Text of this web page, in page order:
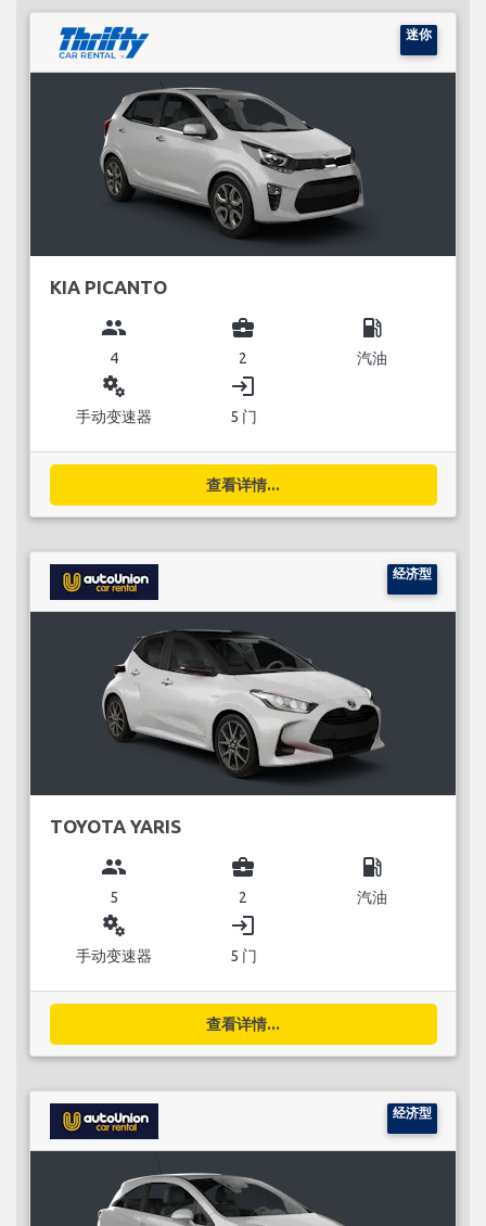
迷你
KIA PICANTO
group
4
business_center
2
local_gas_station
汽油
miscellaneous_services
手动变速器
login
5 门
查看详情...
经济型
TOYOTA YARIS
group
5
business_center
2
local_gas_station
汽油
miscellaneous_services
手动变速器
login
5 门
查看详情...
经济型